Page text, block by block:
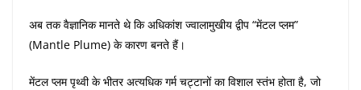
अब तक वैज्ञानिक मानते थे कि अधिकांश ज्वालामुखीय द्वीप “मेंटल प्लम”
(Mantle Plume) के कारण बनते हैं।
मेंटल प्लम पृथ्वी के भीतर अत्यधिक गर्म चट्टानों का विशाल स्तंभ होता है, जो